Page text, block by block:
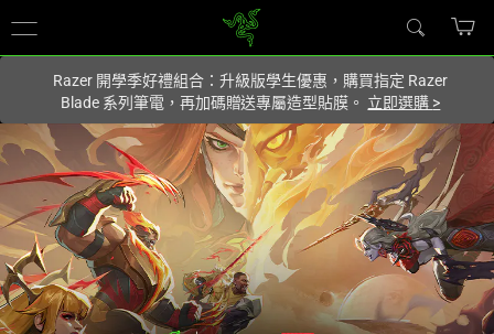
的網站.
Razer 開學季好禮組合：升級版學生優惠，購買指定 Razer
Blade 系列筆電，再加碼贈送專屬造型貼膜。 立即選購 >